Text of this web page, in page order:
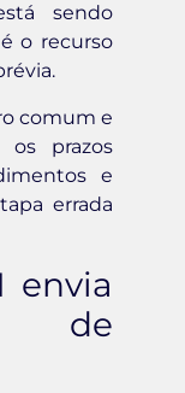
sendo
o recurso
comum e
prazos
e
errada
envia
de